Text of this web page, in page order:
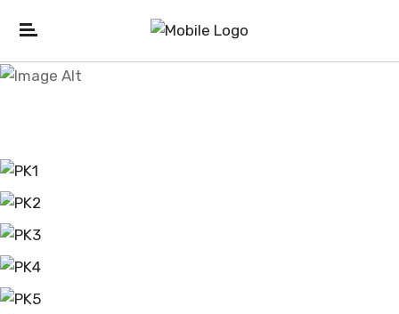
Pikolinos